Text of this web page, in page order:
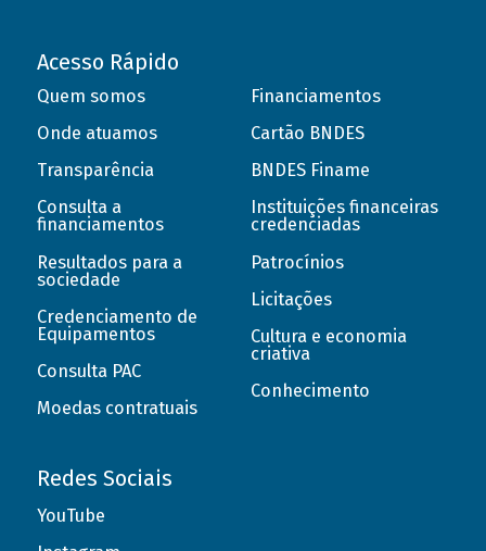
Acesso Rápido
Quem somos
Onde atuamos
Transparência
Consulta a
financiamentos
Resultados para a
sociedade
Credenciamento de
Equipamentos
Consulta PAC
Moedas contratuais
Financiamentos
Cartão BNDES
BNDES Finame
Instituições financeiras
credenciadas
Patrocínios
Licitações
Cultura e economia
criativa
Conhecimento
Redes Sociais
YouTube